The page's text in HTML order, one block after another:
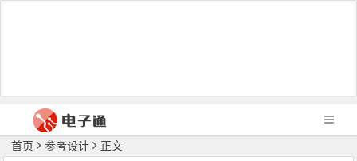
首页 参考设计 正文